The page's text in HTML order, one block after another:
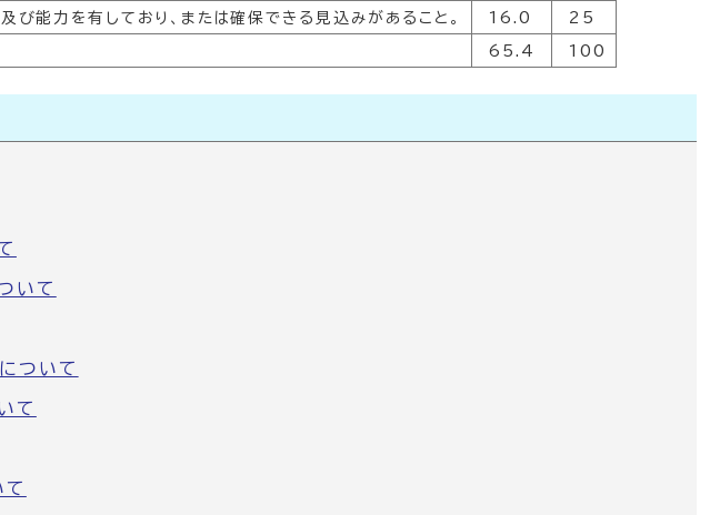
能力を有しており、または確保できる見込みがあること。 16.0 25
65.4 100
いて
ついて
て